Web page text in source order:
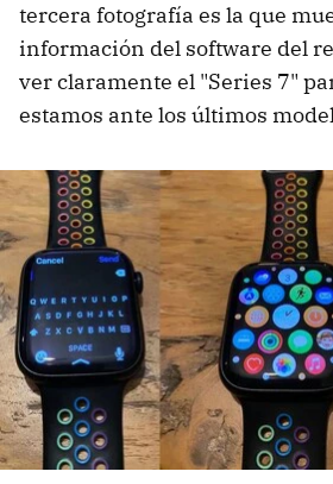
tercera fotografía es la que
información del software del
ver claramente el "Series 7"
estamos ante los últimos